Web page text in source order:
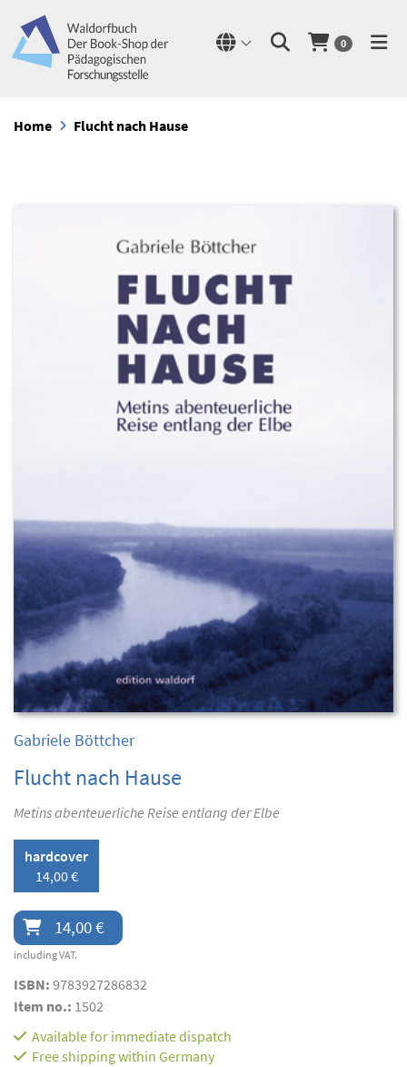
0
Home Flucht nach Hause
Gabriele Böttcher
Flucht nach Hause
Metins abenteuerliche Reise entlang der Elbe
hardcover
14,00 €
14,00 €
including VAT.
ISBN: 9783927286832
Item no.: 1502
Available for immediate dispatch
Free shipping within Germany